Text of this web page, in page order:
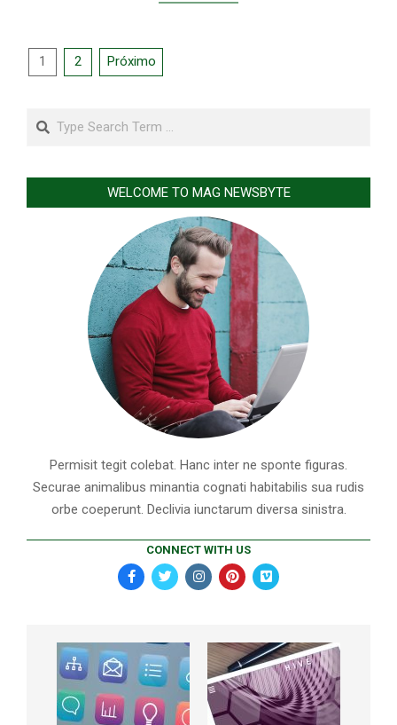
Paginação
posts
1 2 Próximo
Search
WELCOME TO MAG NEWSBYTE
Permisit tegit colebat. Hanc inter ne sponte figuras.
Securae animalibus minantia cognati habitabilis sua rudis
orbe coeperunt. Declivia iunctarum diversa sinistra.
CONNECT WITH US